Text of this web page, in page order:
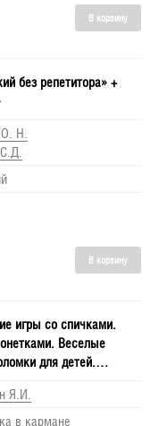
В корзину
без репетитора» +
Н.
В корзину
игры со спичками.
Веселые
для детей.
Я.И.
в кармане